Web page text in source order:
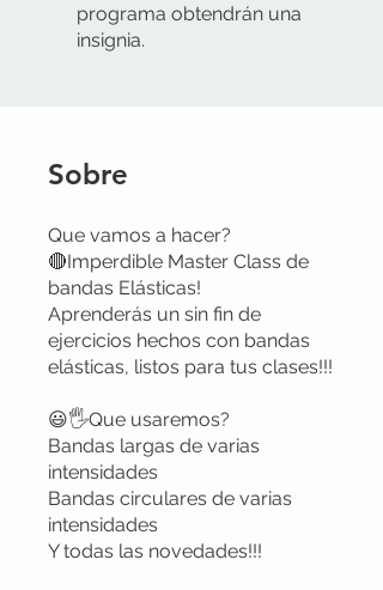
programa obtendrán una
insignia.
Sobre
Que vamos a hacer?
🔴Imperdible Master Class de
bandas Elásticas!
Aprenderás un sin fin de
ejercicios hechos con bandas
elásticas, listos para tus clases!!!
😃🖐Que usaremos?
Bandas largas de varias
intensidades
Bandas circulares de varias
intensidades
Y todas las novedades!!!